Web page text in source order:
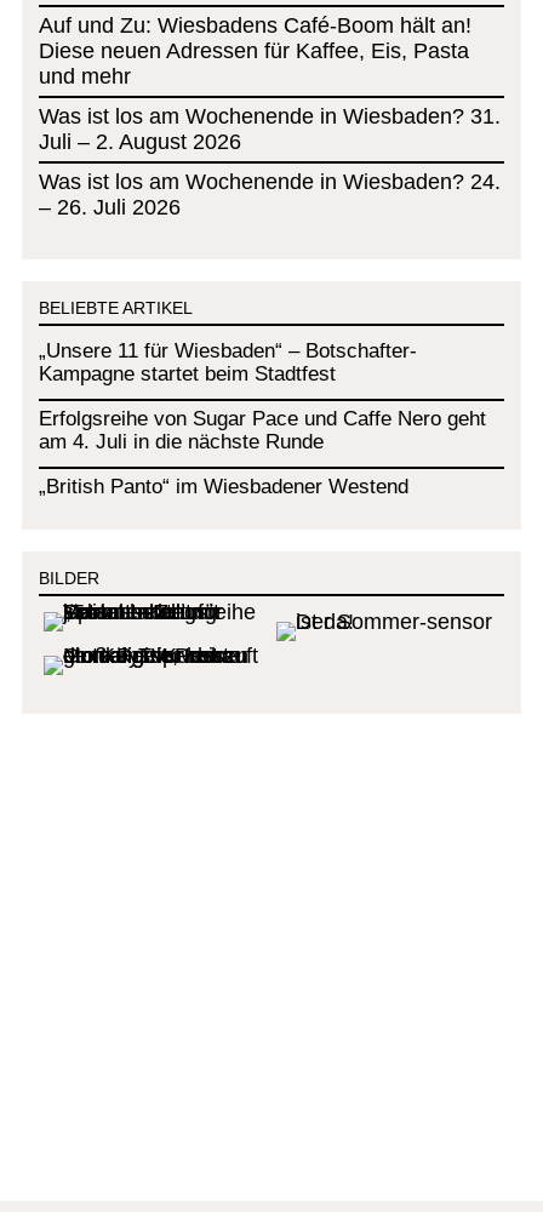
Auf und Zu: Wiesbadens Café-Boom hält an!
Diese neuen Adressen für Kaffee, Eis, Pasta
und mehr
Was ist los am Wochenende in Wiesbaden? 31.
Juli – 2. August 2026
Was ist los am Wochenende in Wiesbaden? 24.
– 26. Juli 2026
BELIEBTE ARTIKEL
„Unsere 11 für Wiesbaden“ – Botschafter-
Kampagne startet beim Stadtfest
Erfolgsreihe von Sugar Pace und Caffe Nero geht
am 4. Juli in die nächste Runde
„British Panto“ im Wiesbadener Westend
BILDER